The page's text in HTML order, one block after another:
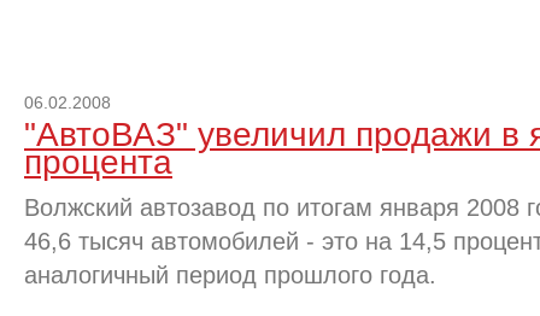
06.02.2008
"АвтоВАЗ" увеличил продажи в
процента
Волжский автозавод по итогам января 2008
46,6 тысяч автомобилей - это на 14,5
аналогичный период прошлого года.